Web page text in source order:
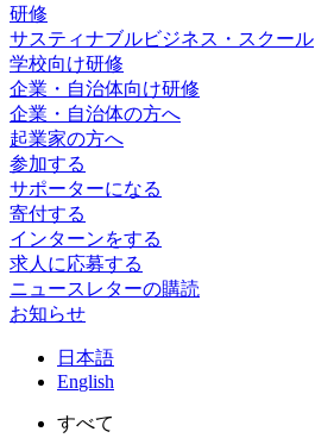
研修
サスティナブルビジネス・スクール
学校向け研修
企業・自治体向け研修
企業・自治体の方へ
起業家の方へ
参加する
サポーターになる
寄付する
インターンをする
求人に応募する
ニュースレターの購読
お知らせ
日 本語
English
すべて